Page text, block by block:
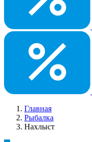
Главная
Рыбалка
Нахлыст